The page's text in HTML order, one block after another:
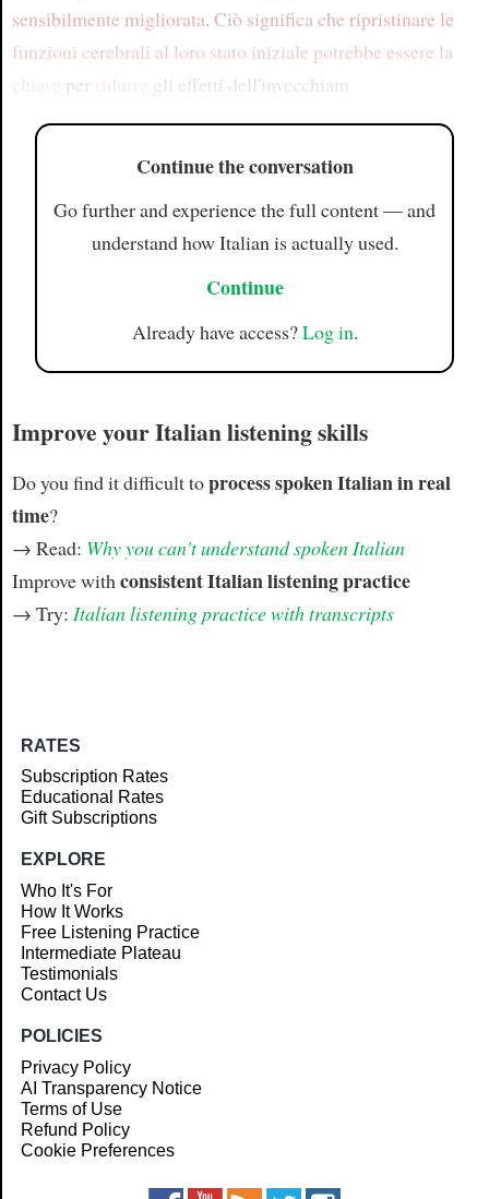
sensibilmente migliorata. Ciò significa che ripristinare le
funzioni cerebrali al loro stato iniziale potrebbe essere la
chiave
per ridurre gli effetti dell'invecchiam
Continue the conversation
Go further and experience the full content — and
understand how Italian is actually used.
Continue
Already have access?Log in.
Improve your Italian listening skills
Do you find it difficult toprocess spoken Italian in real
time?
→ Read: Why you can't understand spoken Italian
Improve withconsistent Italian listening practice
→ Try: Italian listening practice with transcripts
RATES
Subscription Rates
Educational Rates
Gift Subscriptions
EXPLORE
Who It's For
How It Works
Free Listening Practice
Intermediate Plateau
Testimonials
Contact Us
POLICIES
Privacy Policy
AI Transparency Notice
Terms of Use
Refund Policy
Cookie Preferences